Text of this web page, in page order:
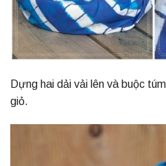
Dựng hai dải vải lên và buộc
giỏ.